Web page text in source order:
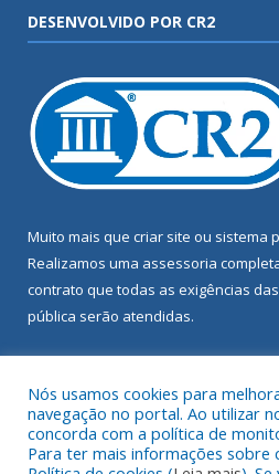
DESENVOLVIDO POR CR2
Muito mais que criar site ou sistema
Realizamos uma assessoria
contrato que todas as exigências das
pública serão atendidas.
Nós usamos cookies para
navegação no portal. Ao utilizar
concorda com a política de
Para ter mais informações sobre